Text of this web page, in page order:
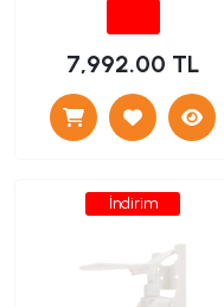
7,992.00 TL
İndirim